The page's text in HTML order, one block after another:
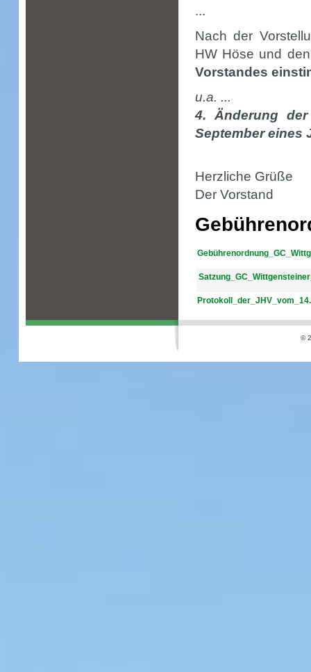
...
Nach der
HW Höse und
Vorstandes
u.a. ...
4. Änderung
September eines
Herzliche Grüße
Der Vorstand
©